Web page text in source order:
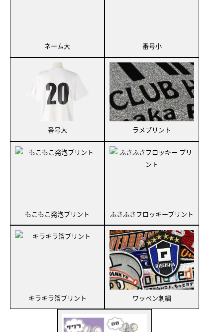
ネーム大 番号小
番号大 ラメプリント
もこもこ発泡プリント ふさふさフロッキープリント
キラキラ箔プリント ワッペン刺繍